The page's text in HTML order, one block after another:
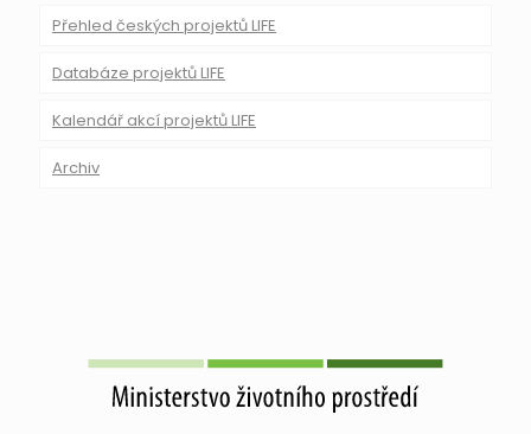
Přehled českých projektů LIFE
Databáze projektů LIFE
Kalendář akcí projektů LIFE
Archiv